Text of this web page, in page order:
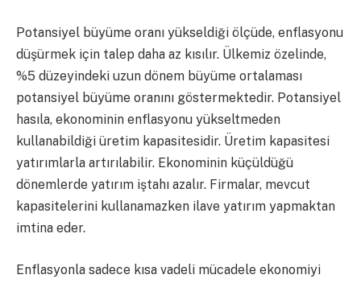
Potansiyel büyüme oranı yükseldiği ölçüde, enflasyonu
düşürmek için talep daha az kısılır. Ülkemiz özelinde,
%5 düzeyindeki uzun dönem büyüme ortalaması
potansiyel büyüme oranını göstermektedir. Potansiyel
hasıla, ekonominin enflasyonu yükseltmeden
kullanabildiği üretim kapasitesidir. Üretim kapasitesi
yatırımlarla artırılabilir. Ekonominin küçüldüğü
dönemlerde yatırım iştahı azalır. Firmalar, mevcut
kapasitelerini kullanamazken ilave yatırım yapmaktan
imtina eder.
Enflasyonla sadece kısa vadeli mücadele ekonomiyi